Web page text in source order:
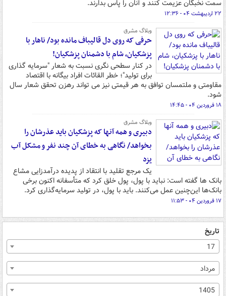
سمت نخبگان عزیمت کنند و آنان را پاس بدارند.
۲۲ اردیبهشت ۰۴ - ۱۲:۳۶
وبلاگ مشرق
حرفی که روی دل قالیباف مانده بود/ ناهار با
پزشکیان، شام با دشمنان پزشکیان!
در کنار سطحی نگری نسبت به شعار "سرمایه گذاری
برای تولید"؛ خطر القائات افراد بیگانه با اقتصاد
مقاومتی و ملتمسان توافق به هر قیمتی نیز می تواند رهزن تحقق شعار سال
شود.
۱۸ فروردین ۰۴ - ۱۴:۴۵
وبلاگ مشرق
دبیری و همه آنها که پزشکیان باید عذرشان را
بخواهد/ نگاهی به خطای آن چند نفر و مشکل آب
یزد
یک مرجع تقلید با انتقاد از پدیده درآمدزایی مشاع
بانک ها گفته است: نباید با پول، پول خلق کرد که متأسفانه اکنون برخی
بانک‌ها این‌چنین عمل می‌کنند. باید با پول، در تولید سرمایه‌گذاری کرد.
۱۷ فروردین ۰۴ - ۱۱:۵۳
تاریخ
17
مرداد
1405